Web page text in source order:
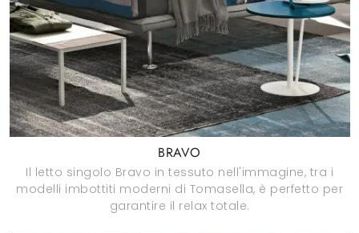
BRAVO
Il letto singolo Bravo in tessuto nell'immagine, tra i
modelli imbottiti moderni di Tomasella, è perfetto per
garantire il relax totale.